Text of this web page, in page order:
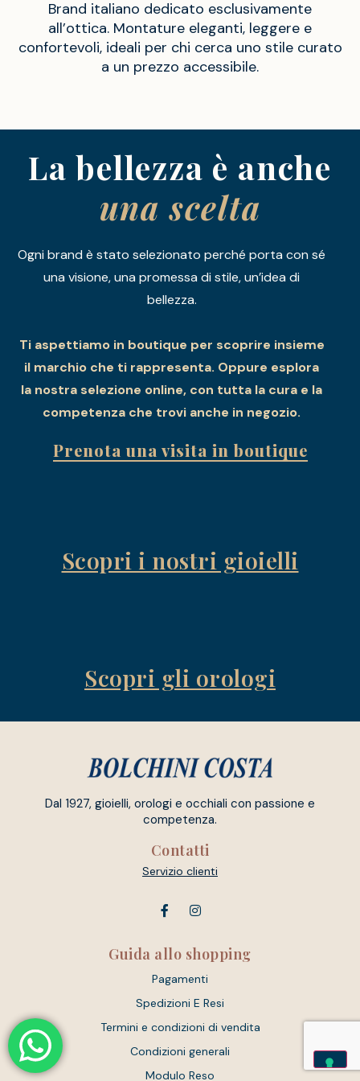
Brand italiano dedicato esclusivamente
all’ottica. Montature eleganti, leggere e
confortevoli, ideali per chi cerca uno stile curato
a un prezzo accessibile.
La bellezza è anche
una scelta
Ogni brand è stato selezionato perché porta con sé
una visione, una promessa di stile, un’idea di
bellezza.
Ti aspettiamo in boutique per scoprire insieme
il marchio che ti rappresenta. Oppure esplora
la nostra selezione online, con tutta la cura e la
competenza che trovi anche in negozio.
Prenota una visita in boutique
Scopri i nostri gioielli
Scopri gli orologi
Dal 1927, gioielli, orologi e occhiali con passione e
competenza.
Contatti
Servizio clienti
Guida allo shopping
Pagamenti
Spedizioni E Resi
Termini e condizioni di vendita
Condizioni generali
Modulo Reso